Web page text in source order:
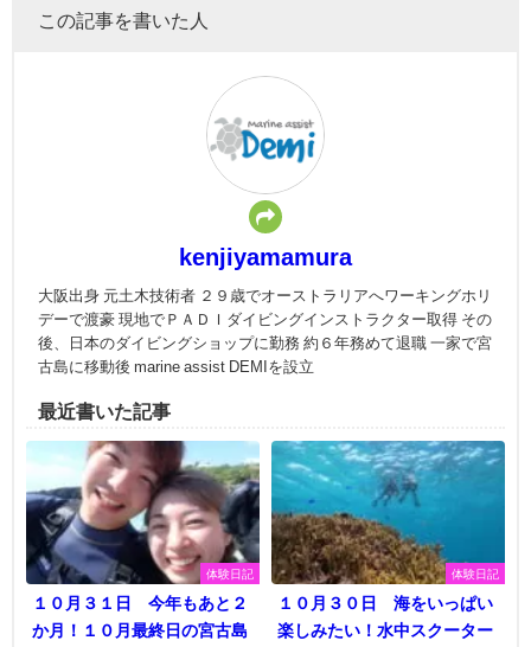
この記事を書いた人
kenjiyamamura
大阪出身 元土木技術者 ２９歳でオーストラリアへワーキングホリ
デーで渡豪 現地でＰＡＤＩダイビングインストラクター取得 その
後、日本のダイビングショップに勤務 約６年務めて退職 一家で宮
古島に移動後 marine assist DEMIを設立
最近書いた記事
体験日記
１０月３１日 今年もあと２
か月！１０月最終日の宮古島
体験日記
１０月３０日 海をいっぱい
楽しみたい！水中スクーター